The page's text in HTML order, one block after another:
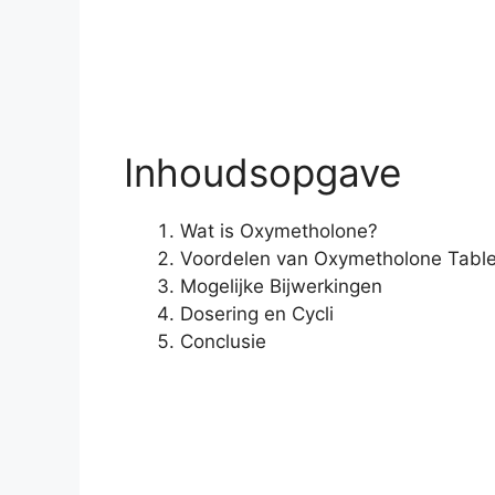
Inhoudsopgave
Wat is Oxymetholone?
Voordelen van Oxymetholone
Mogelijke Bijwerkingen
Dosering en Cycli
Conclusie